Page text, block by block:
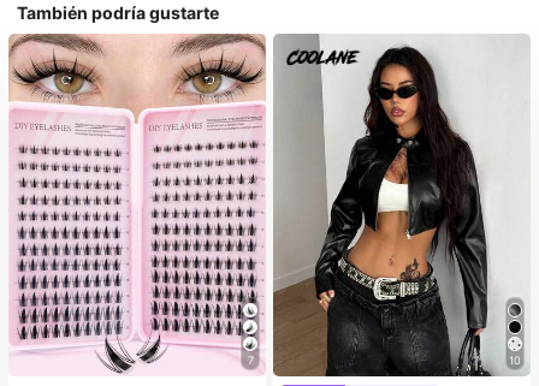
También podría gustarte
7
#1 Más vendidos
10